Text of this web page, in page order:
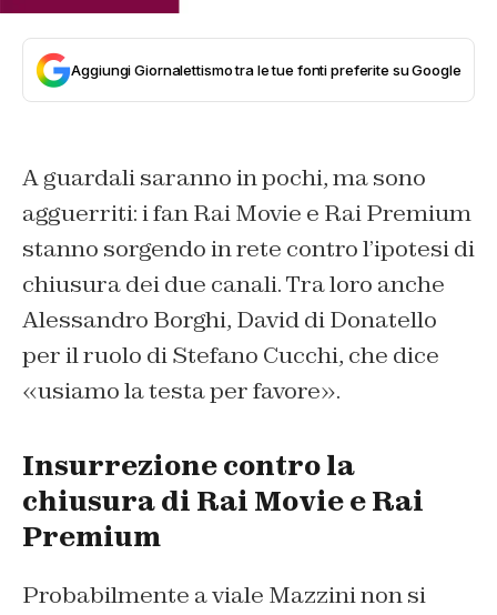
Aggiungi Giornalettismo tra le tue fonti preferite su Google
A guardali saranno in pochi, ma sono
agguerriti: i fan Rai Movie e Rai Premium
stanno sorgendo in rete contro l’ipotesi di
chiusura dei due canali. Tra loro anche
Alessandro Borghi, David di Donatello
per il ruolo di Stefano Cucchi, che dice
«usiamo la testa per favore».
Insurrezione contro la
chiusura di Rai Movie e Rai
Premium
Probabilmente a viale Mazzini non si